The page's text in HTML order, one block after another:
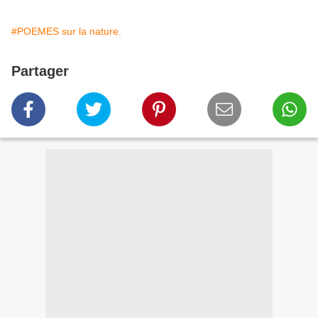
#POEMES sur la nature.
Partager